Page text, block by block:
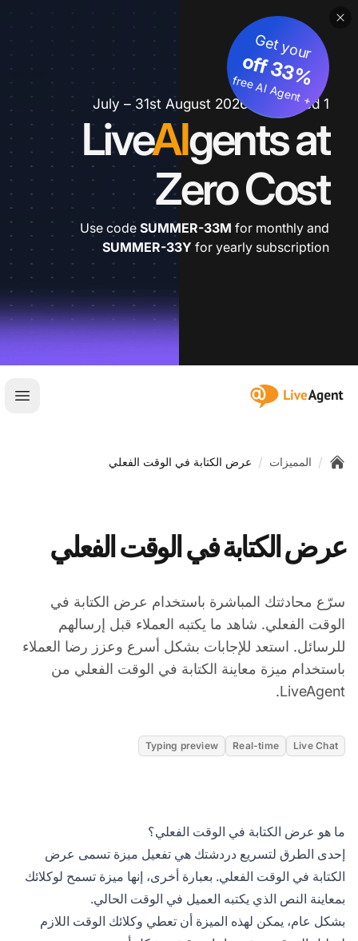
1 July – 31st August 2026 *extended
LiveAIgents at
Zero Cost
Get your
3
3
%
o
ff
+
fre
e
A
I A
g
e
nt
Use code SUMMER-33M for monthly and
SUMMER-33Y for yearly subscription
:site.title
فتح
/ المميزات / عرض الكتابة في الوقت الفعلي
عرض الكتابة في الوقت الفعلي
سرّع محادثتك المباشرة باستخدام عرض الكتابة في
الوقت الفعلي. شاهد ما يكتبه العملاء قبل إرسالهم
للرسائل. استعد للإجابات بشكل أسرع وعزز رضا العملاء
باستخدام ميزة معاينة الكتابة في الوقت الفعلي من
LiveAgent.
Live Chat
Real-time
Typing preview
ما هو عرض الكتابة في الوقت الفعلي؟
إحدى الطرق لتسريع دردشتك هي تفعيل ميزة تسمى عرض
الكتابة في الوقت الفعلي. بعبارة أخرى، إنها ميزة تسمح لوكلائك
بمعاينة النص الذي يكتبه العميل في الوقت الحالي.
بشكل عام، يمكن لهذه الميزة أن تعطي وكلائك الوقت اللازم